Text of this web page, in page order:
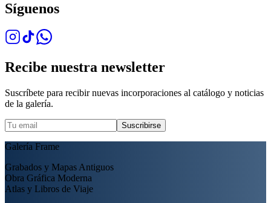
Síguenos
Recibe nuestra newsletter
Suscríbete para recibir nuevas incorporaciones al catálogo y noticias
de la galería.
Suscribirse
Galería Frame
Grabados y Mapas Antiguos
Obra Gráfica Moderna
Atlas y Libros de Viaje